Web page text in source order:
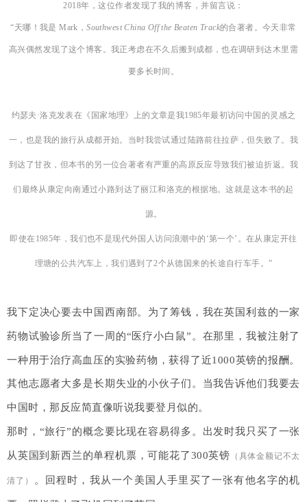
2018年，这位作者发现了我的博客，并留言说：
“天哪！我是 Mark，Southwest China Off the Beaten Track的合著者。今天非常
高兴偶然发现了这个博客。我正考虑在不久后搬到成都，也在调研到达木里需
要多长时间。
约瑟夫·洛克发表在《国家地理》上的文章是我1985年最初访问中国的灵感之
一，也是我的旅行从成都开始。当时我尝试通过陆路前往拉萨，但失败了。我
到达了甘孜，但本书的另一位合著者有严重的高原反应导致我们被迫折返。我
们最终从康定向南通过小路到达了丽江和洛克的根据地。这就是这本书的起
源。
即使在1985年，我们也不是现代外国人访问浪潮中的‘第一个’。在从康定开往
理塘的公共汽车上，我们遇到了2个从德国来的长途自行车手。 ”
我下定决心要去中国西南部。为了筹钱，我在英国利兹的一家
药物试验诊所当了一周的“医疗小白鼠”。 在那里，我被注射了
一种用于治疗高血压的实验药物，获得了近1000英镑的报酬。
其他志愿者大多是长期失业的小伙子们。当我告诉他们我要去
中国时，那反应简直像听说我要登月似的。
那时，“旅行”的概念要比现在容易得多。出发时我只买了一张
从英国到新西兰的单程机票，可能花了300英镑 （具体金额记不太
清了） 。回程时，我从一个美国人手里买了一张有他名字的机